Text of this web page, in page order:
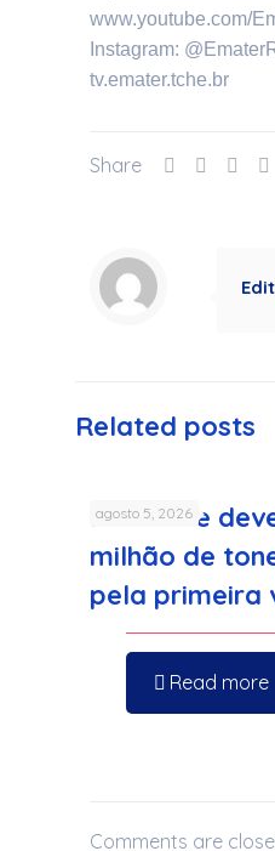
www.youtube.com/
Instagram:
tv.emater.tche.br
Share
Related posts
agosto 5, 2026
Nordeste
milhão de
pela primeira
Read more
Comments are